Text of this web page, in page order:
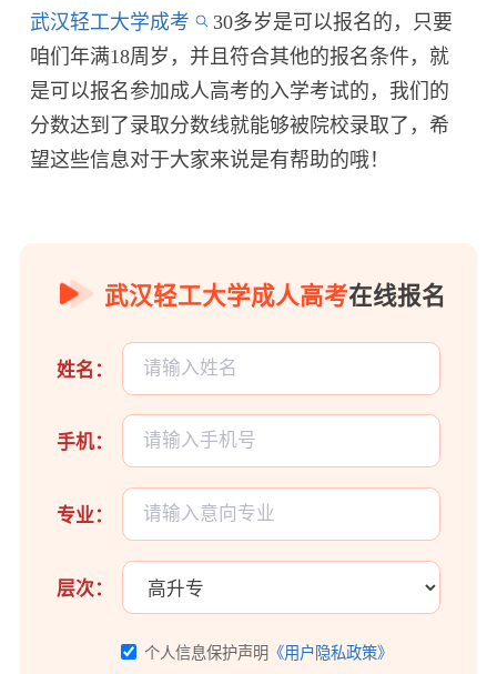
武汉轻工大学成考
30多岁是可以报名的，只要
咱们年满18周岁，并且符合其他的报名条件，就
是可以报名参加成人高考的入学考试的，我们的
分数达到了录取分数线就能够被院校录取了，希
望这些信息对于大家来说是有帮助的哦！
武汉轻工大学成人高考在线报名
姓名：
手机：
专业：
层次：
个人信息保护声明 《用户隐私政策》